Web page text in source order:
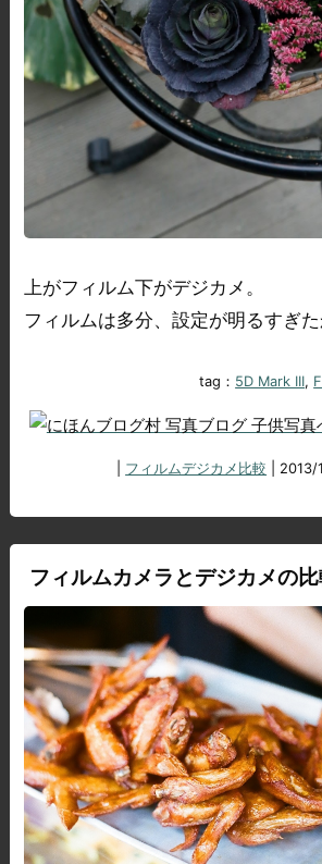
上がフィルム下がデジカメ。
フィルムは多分、設定が明るすぎた
tag： 5D Mark III,
フィルムデジカメ比較 |
フィルムカメラとデジカメの